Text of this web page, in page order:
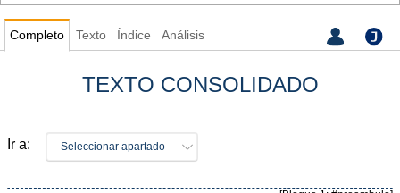
Completo Texto Índice Análisis
TEXTO CONSOLIDADO
Ir a: Seleccionar apartado